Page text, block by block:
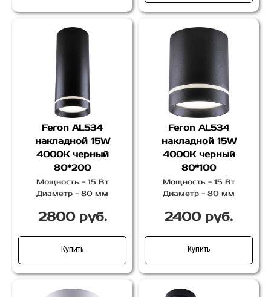
Feron AL534
накладной 15W
4000K черный
80*200
Мощность - 15 Вт
Диаметр - 80 мм
2800 руб.
Купить
Feron AL534
накладной 15W
4000K черный
80*100
Мощность - 15 Вт
Диаметр - 80 мм
2400 руб.
Купить